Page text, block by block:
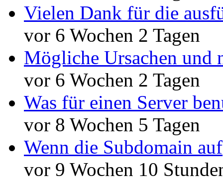
Vielen Dank für die
vor 6 Wochen 2 Tagen
Mögliche Ursachen und
vor 6 Wochen 2 Tagen
Was für einen Server
vor 8 Wochen 5 Tagen
Wenn die Subdomain auf
vor 9 Wochen 10